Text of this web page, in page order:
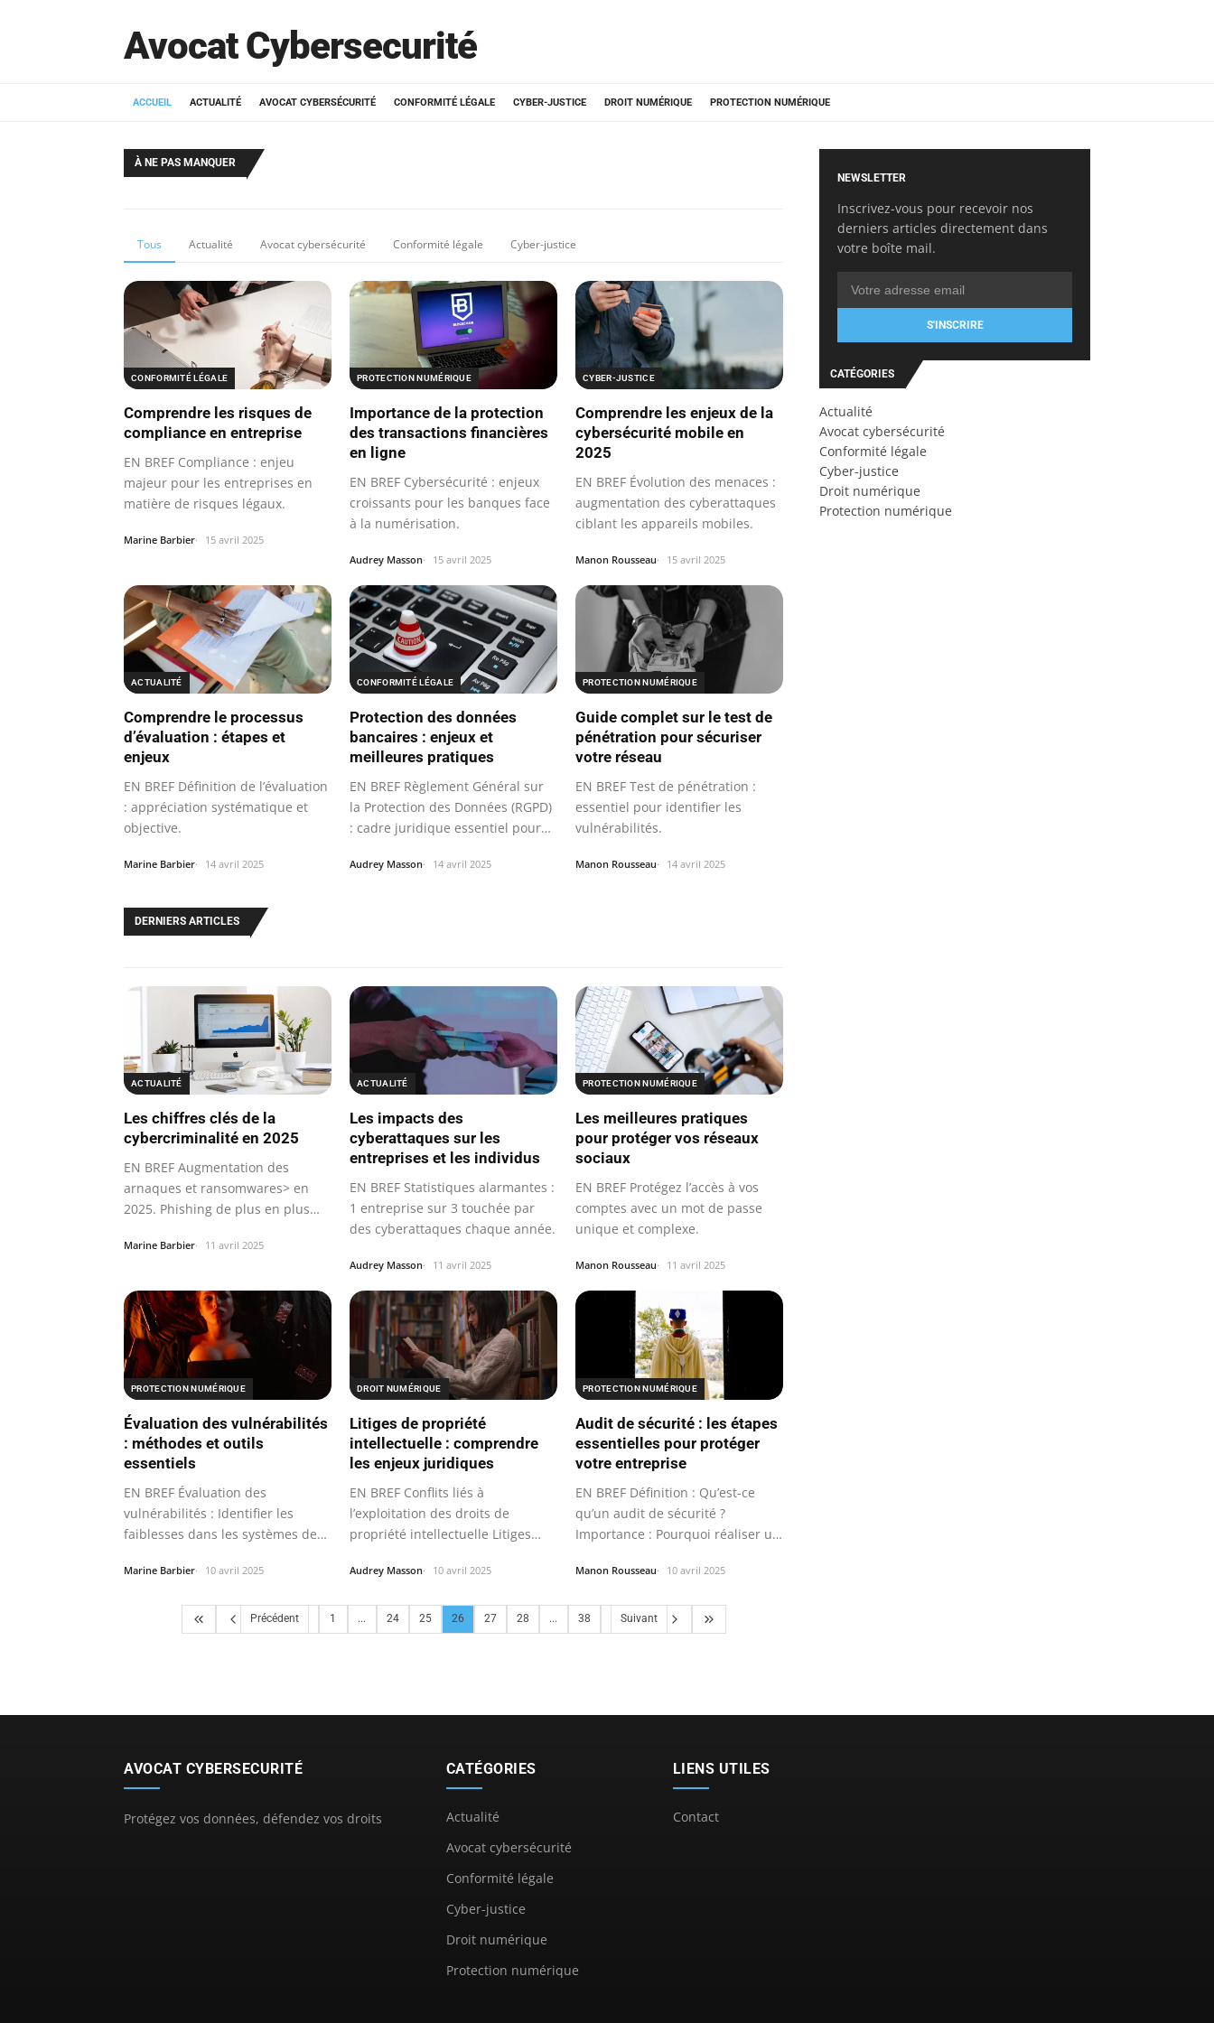
Avocat Cybersecurité
ACCUEIL ACTUALITÉ AVOCAT CYBERSÉCURITÉ CONFORMITÉ LÉGALE CYBER-JUSTICE DROIT NUMÉRIQUE PROTECTION NUMÉRIQUE
À NE PAS MANQUER
Tous Actualité Avocat cybersécurité Conformité légale Cyber-justice
CONFORMITÉ LÉGALE
Comprendre les risques de
compliance en entreprise
EN BREF Compliance : enjeu
majeur pour les entreprises en
matière de risques légaux.
Marine Barbier 15 avril 2025
PROTECTION NUMÉRIQUE
Importance de la protection
des transactions financières
en ligne
EN BREF Cybersécurité : enjeux
croissants pour les banques face
à la numérisation.
Audrey Masson 15 avril 2025
CYBER-JUSTICE
Comprendre les enjeux de la
cybersécurité mobile en
2025
EN BREF Évolution des menaces :
augmentation des cyberattaques
ciblant les appareils mobiles.
Manon Rousseau 15 avril 2025
ACTUALITÉ
Comprendre le processus
d’évaluation : étapes et
enjeux
EN BREF Définition de l’évaluation
: appréciation systématique et
objective.
Marine Barbier 14 avril 2025
CONFORMITÉ LÉGALE
Protection des données
bancaires : enjeux et
meilleures pratiques
EN BREF Règlement Général sur
la Protection des Données (RGPD)
: cadre juridique essentiel pour
Audrey Masson 14 avril 2025
PROTECTION NUMÉRIQUE
Guide complet sur le test de
pénétration pour sécuriser
votre réseau
EN BREF Test de pénétration :
essentiel pour identifier les
vulnérabilités.
Manon Rousseau 14 avril 2025
DERNIERS ARTICLES
ACTUALITÉ
Les chiffres clés de la
cybercriminalité en 2025
EN BREF Augmentation des
arnaques et ransomwares> en
2025. Phishing de plus en plus
Marine Barbier 11 avril 2025
ACTUALITÉ
Les impacts des
cyberattaques sur les
entreprises et les individus
EN BREF Statistiques alarmantes :
1 entreprise sur 3 touchée par
des cyberattaques chaque année.
Audrey Masson 11 avril 2025
PROTECTION NUMÉRIQUE
Les meilleures pratiques
pour protéger vos réseaux
sociaux
EN BREF Protégez l’accès à vos
comptes avec un mot de passe
unique et complexe.
Manon Rousseau 11 avril 2025
PROTECTION NUMÉRIQUE
Évaluation des vulnérabilités
: méthodes et outils
essentiels
EN BREF Évaluation des
vulnérabilités : Identifier les
faiblesses dans les systèmes de
Marine Barbier 10 avril 2025
DROIT NUMÉRIQUE
Litiges de propriété
intellectuelle : comprendre
les enjeux juridiques
EN BREF Conflits liés à
l’exploitation des droits de
propriété intellectuelle Litiges
Audrey Masson 10 avril 2025
PROTECTION NUMÉRIQUE
Audit de sécurité : les étapes
essentielles pour protéger
votre entreprise
EN BREF Définition : Qu’est-ce
qu’un audit de sécurité ?
Importance : Pourquoi réaliser un
Manon Rousseau 10 avril 2025
Précédent 1 ... 24 25 26 27 28 ... 38 Suivant
NEWSLETTER
Inscrivez-vous pour recevoir nos
derniers articles directement dans
votre boîte mail.
S'INSCRIRE
CATÉGORIES
Actualité
Avocat cybersécurité
Conformité légale
Cyber-justice
Droit numérique
Protection numérique
AVOCAT CYBERSECURITÉ
Protégez vos données, défendez vos droits
CATÉGORIES
Actualité
Avocat cybersécurité
Conformité légale
Cyber-justice
Droit numérique
Protection numérique
LIENS UTILES
Contact